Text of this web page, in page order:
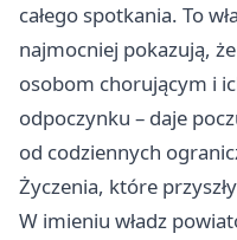
całego spotkania. To
najmocniej pokazują,
osobom chorującym i
odpoczynku – daje
od codziennych
Życzenia, które
W imieniu władz